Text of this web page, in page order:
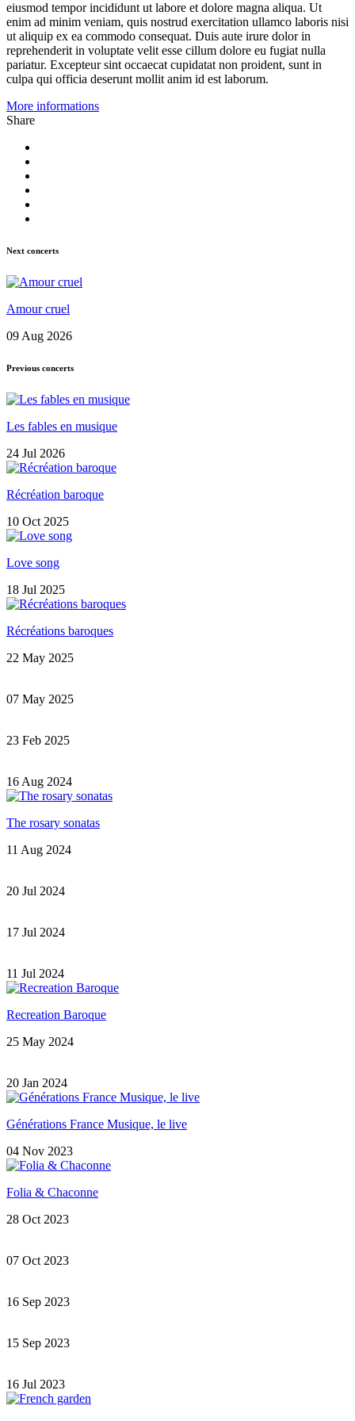
eiusmod tempor incididunt ut labore et dolore magna aliqua. Ut
enim ad minim veniam, quis nostrud exercitation ullamco laboris nisi
ut aliquip ex ea commodo consequat. Duis aute irure dolor in
reprehenderit in voluptate velit esse cillum dolore eu fugiat nulla
pariatur. Excepteur sint occaecat cupidatat non proident, sunt in
culpa qui officia deserunt mollit anim id est laborum.
More informations
Share
Next concerts
Amour cruel
09 Aug 2026
Previous concerts
Les fables en musique
24 Jul 2026
Récréation baroque
10 Oct 2025
Love song
18 Jul 2025
Récréations baroques
22 May 2025
07 May 2025
23 Feb 2025
16 Aug 2024
The rosary sonatas
11 Aug 2024
20 Jul 2024
17 Jul 2024
11 Jul 2024
Recreation Baroque
25 May 2024
20 Jan 2024
Générations France Musique, le live
04 Nov 2023
Folia & Chaconne
28 Oct 2023
07 Oct 2023
16 Sep 2023
15 Sep 2023
16 Jul 2023